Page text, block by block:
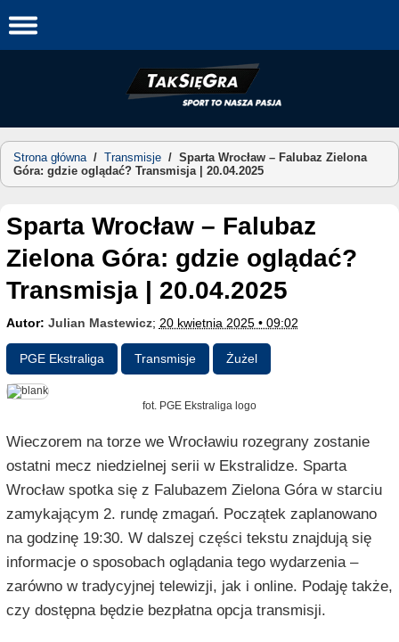
to
Strona główna/ Transmisje / Sparta Wrocław – Falubaz Zielona
Góra: gdzie oglądać? Transmisja | 20.04.2025
Sparta Wrocław – Falubaz
Zielona Góra: gdzie oglądać?
Transmisja | 20.04.2025
Autor: Julian Mastewicz; 20 kwietnia 2025 • 09:02
PGE Ekstraliga Transmisje Żużel
fot. PGE Ekstraliga logo
Wieczorem na torze we Wrocławiu rozegrany zostanie
ostatni mecz niedzielnej serii w Ekstralidze. Sparta
Wrocław spotka się z Falubazem Zielona Góra w starciu
zamykającym 2. rundę zmagań. Początek zaplanowano
na godzinę 19:30. W dalszej części tekstu znajdują się
informacje o sposobach oglądania tego wydarzenia –
zarówno w tradycyjnej telewizji, jak i online. Podaję także,
czy dostępna będzie bezpłatna opcja transmisji.